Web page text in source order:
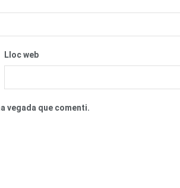
Lloc web
vegada que comenti.